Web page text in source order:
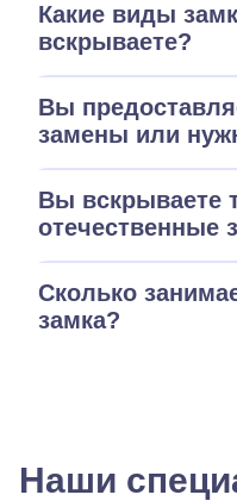
Какие виды
вскрываете?
Вы
замены или
Вы вскрываете
отечественные
Сколько
замка?
Наши